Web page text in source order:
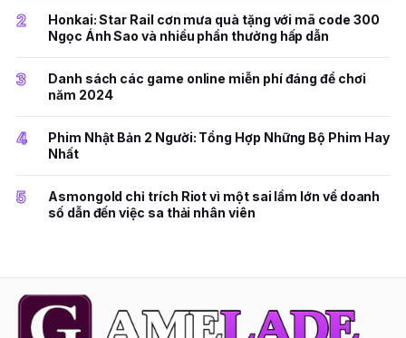
2
Honkai: Star Rail cơn mưa quà tặng với mã code 300
Ngọc Ánh Sao và nhiều phần thưởng hấp dẫn
3
Danh sách các game online miễn phí đáng để chơi
năm 2024
4
Phim Nhật Bản 2 Người: Tổng Hợp Những Bộ Phim Hay
Nhất
5
Asmongold chỉ trích Riot vì một sai lầm lớn về doanh
số dẫn đến việc sa thải nhân viên